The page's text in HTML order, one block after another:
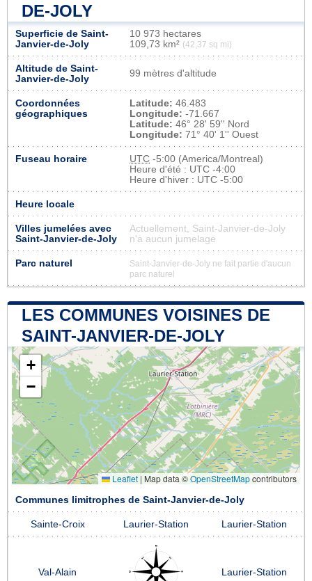
DE-JOLY
Superficie de Saint-
Janvier-de-Joly
10 973 hectares
109,73 km² (42,37 sq mi)
Altitude de Saint-
Janvier-de-Joly
99 mètres d'altitude
Coordonnées
géographiques
Latitude: 46.483
Longitude: -71.667
Latitude: 46° 28' 59'' Nord
Longitude: 71° 40' 1'' Ouest
Fuseau horaire UTC -5:00 (America/Montreal)
Heure d'été : UTC -4:00
Heure d'hiver : UTC -5:00
Heure locale
Villes jumelées avec
Saint-Janvier-de-Joly
Actuellement, Saint-Janvier-de-Joly
n'a aucun jumelage
Parc naturel
Saint-Janvier-de-Joly ne fait partie d'aucun
parc naturel
LES COMMUNES VOISINES DE
SAINT-JANVIER-DE-JOLY
+
−
Leaflet | Map data ©OpenStreetMapcontributors
Communes limitrophes de Saint-Janvier-de-Joly
Sainte-Croix Laurier-Station Laurier-Station
Val-Alain Laurier-Station